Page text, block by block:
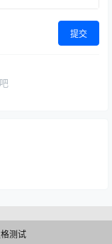
提交
测试